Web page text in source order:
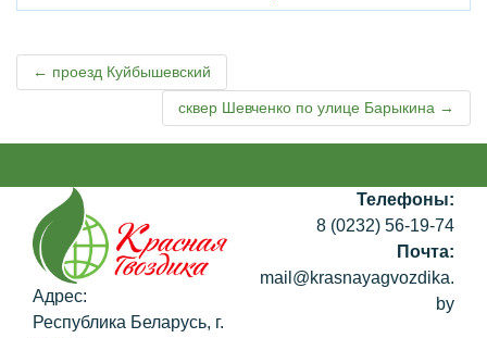
← проезд Куйбышевский
сквер Шевченко по улице Барыкина →
Адрес:
Республика Беларусь, г.
Телефоны:
8 (0232) 56-19-74
Почта:
mail@krasnayagvozdika.
by